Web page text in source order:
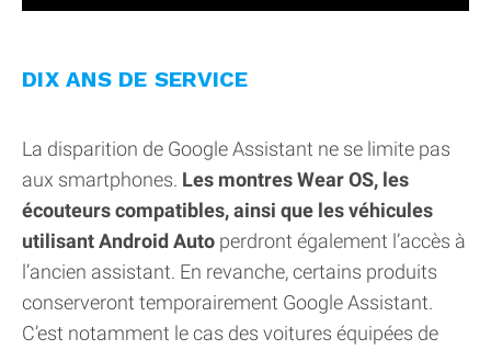
DIX ANS DE SERVICE
La disparition de Google Assistant ne se limite pas
aux smartphones. Les montres Wear OS, les
écouteurs compatibles, ainsi que les véhicules
utilisant Android Auto perdront également l’accès à
l’ancien assistant. En revanche, certains produits
conserveront temporairement Google Assistant.
C’est notamment le cas des voitures équipées de